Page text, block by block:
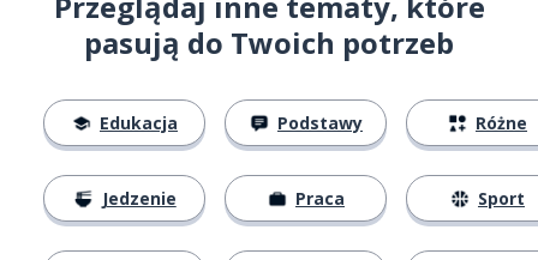
pasują do Twoich potrzeb
Edukacja
Jedzenie
Podstawy
Praca
Różne
Sport